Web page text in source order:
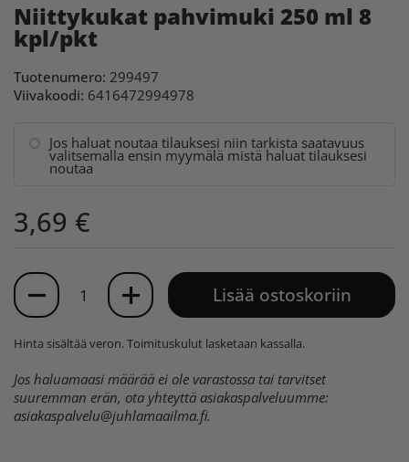
Niittykukat pahvimuki 250 ml 8
kpl/pkt
Tuotenumero: 299497
Viivakoodi: 6416472994978
Jos haluat noutaa tilauksesi niin tarkista saatavuus
valitsemalla ensin myymälä mistä haluat tilauksesi
noutaa
3,69 €
Määrä
Lisää ostoskoriin
Hinta sisältää veron.Toimituskulut lasketaan kassalla.
Jos haluamaasi määrää ei ole varastossa tai tarvitset
suuremman erän, ota yhteyttä asiakaspalveluumme:
asiakaspalvelu@juhlamaailma.fi.